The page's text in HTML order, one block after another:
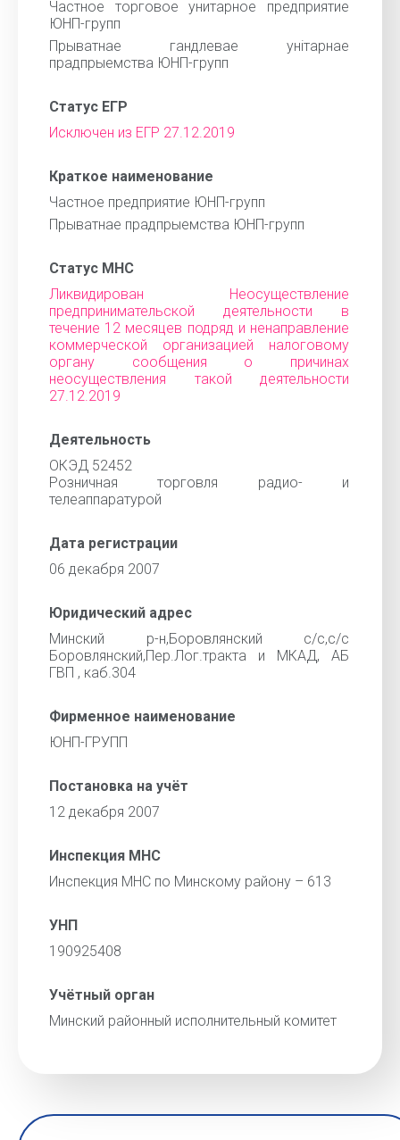
Частное торговое унитарное предприятие
ЮНП-групп
Прыватнае гандлевае унiтарнае
прадпрыемства ЮНП-групп
Статус ЕГР
Исключен из ЕГР 27.12.2019
Краткое наименование
Частное предприятие ЮНП-групп
Прыватнае прадпрыемства ЮНП-групп
Статус МНС
Ликвидирован Неосуществление
предпринимательской деятельности в
течение 12 месяцев подряд и ненаправление
коммерческой организацией налоговому
органу сообщения о причинах
неосуществления такой деятельности
27.12.2019
Деятельность
ОКЭД 52452
Розничная торговля радио- и
телеаппаратурой
Дата регистрации
06 декабря 2007
Юридический адрес
Минский р-н,Боровлянский с/с,с/с
Боровлянский,Пер.Лог.тракта и МКАД, АБ
ГВП , каб.304
Фирменное наименование
ЮНП-ГРУПП
Постановка на учёт
12 декабря 2007
Инспекция МНС
Инспекция МНС по Минскому району – 613
УНП
190925408
Учётный орган
Минский районный исполнительный комитет